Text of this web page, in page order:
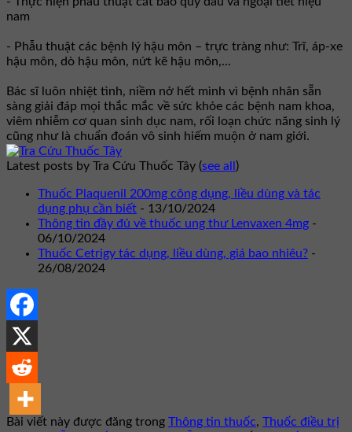
nam
- Phẫu thuật các bệnh lý hậu môn – trực tràng như: Trĩ, áp-xe
hậu môn, dò hậu môn, nứt kẽ hậu môn,...
Bác sĩ luôn nhiệt tình, niềm nở hết mình vì bệnh nhân sẵn
sàng giải đáp mọi thắc mắc về sức khỏe các bệnh nam khoa,
viêm nhiễm cơ quan sinh dục nam, rối loạn chức năng sinh lý
cũng như là chuẩn đoán vô sinh hiếm muộn ở nam giới.
Latest posts by Tra Cứu Thuốc Tây (see all )
Thuốc Plaquenil 200mg công dụng, liều dùng và tác
dụng phụ cần biết - 13/10/2024
Thông tin đầy đủ về thuốc ung thư Lenvaxen 4mg -
06/10/2024
Thuốc Cetrigy tác dụng, liều dùng, giá bao nhiêu? -
26/08/2024
Bài viết này được đăng trong Thông tin thuốc, Thuốc điều trị